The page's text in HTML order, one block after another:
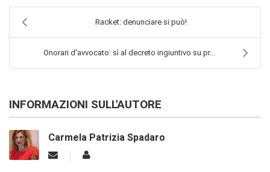
Racket: denunciare si può!
Onorari d'avvocato: sì al decreto ingiuntivo su pr...
INFORMAZIONI SULL'AUTORE
Carmela Patrizia Spadaro